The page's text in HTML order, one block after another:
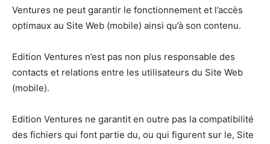
Ventures ne peut garantir le fonctionnement et l’accès
optimaux au Site Web (mobile) ainsi qu’à son contenu.
Edition Ventures n’est pas non plus responsable des
contacts et relations entre les utilisateurs du Site Web
(mobile).
Edition Ventures ne garantit en outre pas la compatibilité
des fichiers qui font partie du, ou qui figurent sur le, Site